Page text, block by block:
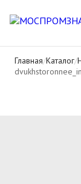
Главная/Каталог/